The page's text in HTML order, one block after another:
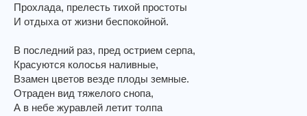
Прохлада, прелесть тихой простоты
И отдыха от жизни беспокойной.
В последний раз, пред острием серпа,
Красуются колосья наливные,
Взамен цветов везде плоды земные.
Отраден вид тяжелого снопа,
А в небе журавлей летит толпа